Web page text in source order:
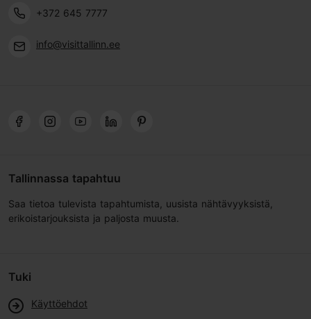
+372 645 7777
info@visittallinn.ee
Tallinnassa tapahtuu
Saa tietoa tulevista tapahtumista, uusista nähtävyyksistä,
erikoistarjouksista ja paljosta muusta.
Tuki
Käyttöehdot